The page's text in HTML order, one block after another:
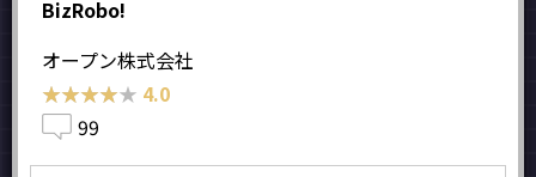
BizRobo!
オープン株式会社
★★★★★
★★★★★ 4.0
99